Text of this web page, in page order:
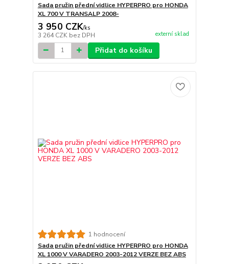
Sada pružin přední vidlice HYPERPRO pro HONDA
XL 700 V TRANSALP 2008-
3 950 CZK/ks
3 264 CZK bez DPH externí sklad
Přidat do košíku
1 hodnocení
Sada pružin přední vidlice HYPERPRO pro HONDA
XL 1000 V VARADERO 2003-2012 VERZE BEZ ABS